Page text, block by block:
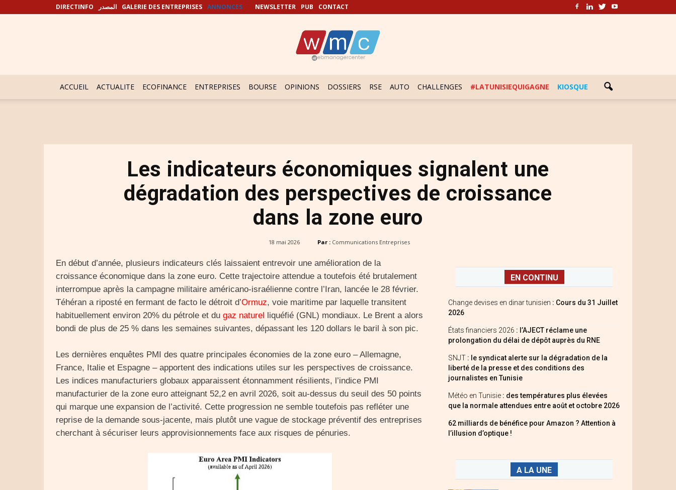
DIRECTINFO المصدر GALERIE DES ENTREPRISES ANNONCES NEWSLETTER PUB CONTACT
ACCUEIL ACTUALITE ECOFINANCE ENTREPRISES BOURSE OPINIONS DOSSIERS RSE AUTO CHALLENGES #LATUNISIEQUIGAGNE KIOSQUE
Les indicateurs économiques signalent une
dégradation des perspectives de croissance
dans la zone euro
18 mai 2026 Par : Communications Entreprises
En début d’année, plusieurs indicateurs clés laissaient entrevoir une amélioration de la
croissance économique dans la zone euro. Cette trajectoire attendue a toutefois été brutalement
interrompue après la campagne militaire américano-israélienne contre l’Iran, lancée le 28 février.
Téhéran a riposté en fermant de facto le détroit d’Ormuz, voie maritime par laquelle transitent
habituellement environ 20% du pétrole et du gaz naturel liquéfié (GNL) mondiaux. Le Brent a alors
bondi de plus de 25 % dans les semaines suivantes, dépassant les 120 dollars le baril à son pic.
Les dernières enquêtes PMI des quatre principales économies de la zone euro – Allemagne,
France, Italie et Espagne – apportent des indications utiles sur les perspectives de croissance.
Les indices manufacturiers globaux apparaissent étonnamment résilients, l’indice PMI
manufacturier de la zone euro atteignant 52,2 en avril 2026, soit au-dessus du seuil des 50 points
qui marque une expansion de l’activité. Cette progression ne semble toutefois pas refléter une
reprise de la demande sous-jacente, mais plutôt une vague de stockage préventif des entreprises
cherchant à sécuriser leurs approvisionnements face aux risques de pénuries.
EN CONTINU
Change devises en dinar tunisien : Cours du 31 Juillet
2026
États financiers 2026 : l’AJECT réclame une
prolongation du délai de dépôt auprès du RNE
SNJT : le syndicat alerte sur la dégradation de la
liberté de la presse et des conditions des
journalistes en Tunisie
Météo en Tunisie : des températures plus élevées
que la normale attendues entre août et octobre 2026
62 milliards de bénéfice pour Amazon ? Attention à
l’illusion d’optique !
A LA UNE